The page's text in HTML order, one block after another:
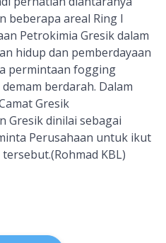
beberapa areal Ring I
Petrokimia Gresik dalam
hidup dan pemberdayaan
permintaan fogging
berdarah. Dalam
Gresik
Gresik dinilai sebagai
Perusahaan untuk ikut
KBL)